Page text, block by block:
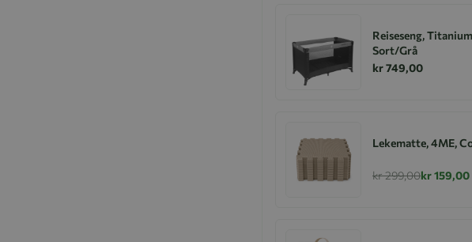
Reiseseng,
Sort/Grå
kr 749,00
Lekematte, 4ME,
kr 299,00kr 159,00